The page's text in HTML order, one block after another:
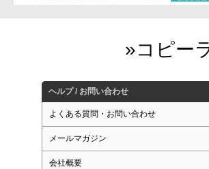
ヘルプ / お問い合わせ
よくある質問・お問い合わせ
メールマガジン
会社概要